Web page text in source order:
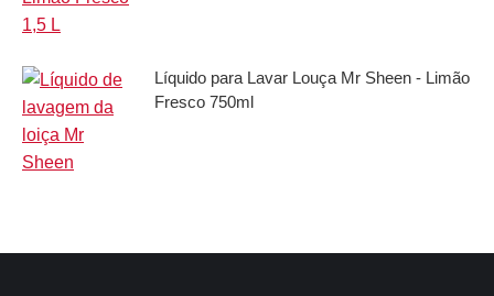
Líquido para Lavar Louça Mr Sheen - Limão
Fresco 750ml